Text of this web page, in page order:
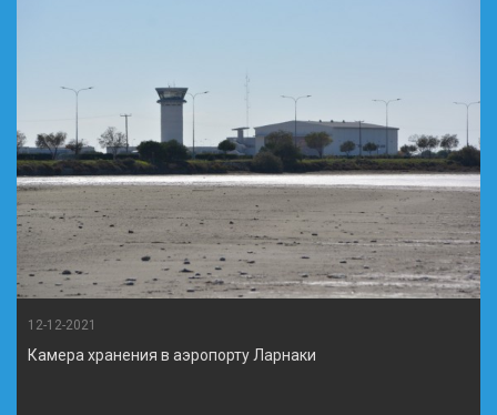
12-12-2021
Камера хранения в аэропорту Ларнаки